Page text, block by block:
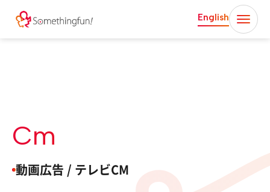
English
Cm
動画広告 / テレビCM